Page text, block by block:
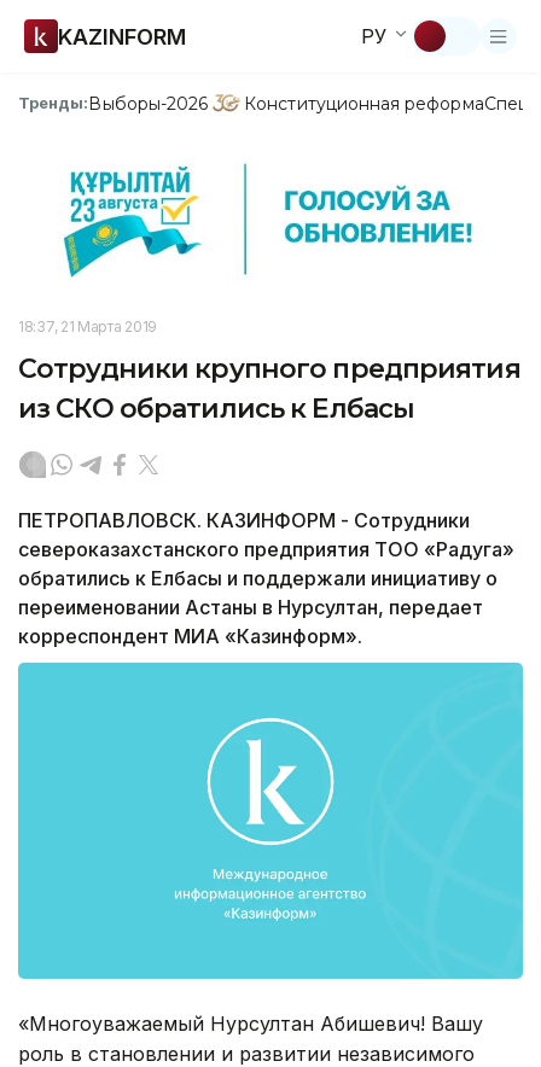
KAZINFORM РУ
Тренды:Выборы-2026 Конституционная реформа
18:37, 21 Марта 2019
Сотрудники крупного предприятия
из СКО обратились к Елбасы
ПЕТРОПАВЛОВСК. КАЗИНФОРМ - Сотрудники
североказахстанского предприятия ТОО «Радуга»
обратились к Елбасы и поддержали инициативу о
переименовании Астаны в Нурсултан, передает
корреспондент МИА «Казинформ».
«Многоуважаемый Нурсултан Абишевич! Вашу
роль в становлении и развитии независимого